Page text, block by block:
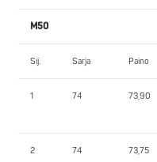
M50
Sij. Sarja Paino
1 74 73,90
2 74 73,75